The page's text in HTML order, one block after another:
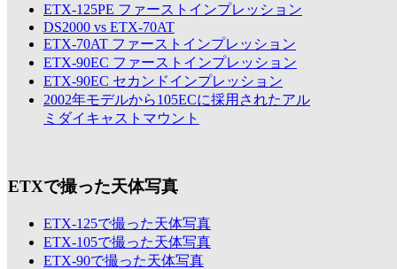
ETX-125PE ファーストインプレッション
DS2000 vs ETX-70AT
ETX-70AT ファーストインプレッション
ETX-90EC ファーストインプレッション
ETX-90EC セカンドインプレッション
2002年モデルから105ECに採用されたアル
ミダイキャストマウント
ETXで撮った天体写真
ETX-125で撮った天体写真
ETX-105で撮った天体写真
ETX-90で撮った天体写真